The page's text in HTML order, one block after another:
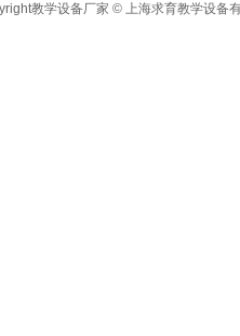
教学设备厂家 © 上海求育教学设备